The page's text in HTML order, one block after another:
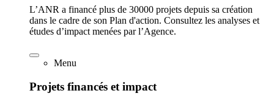
L’ANR a financé plus de 30000 projets depuis sa création
dans le cadre de son Plan d'action. Consultez les analyses et
études d’impact menées par l’Agence.
Menu
Projets financés et impact